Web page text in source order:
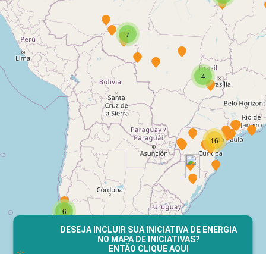
DESEJA INCLUIR SUA INICIATIVA DE ENERGIA
NO MAPA DE INICIATIVAS?
ENTÃO CLIQUE AQUI